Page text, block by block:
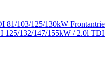
81/103/125/130kW
125/132/147/155kW / 2.0l